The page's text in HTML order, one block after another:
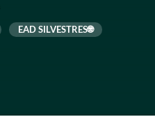
EAD SILVESTRES🌐